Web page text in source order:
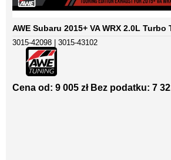
AWE Subaru 2015+ VA WRX 2.0L
3015-42098 | 3015-43102
Cena od: 9 005 zł Bez podatku: 7